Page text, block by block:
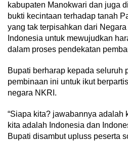
kabupaten Manokwari dan juga
bukti kecintaan terhadap tanah
yang tak terpisahkan dari
Indonesia untuk mewujudkan
dalam proses pendekatan
Bupati berharap kepada seluruh
pembinaan ini untuk ikut
negara NKRI.
“Siapa kita? jawabannya adalah
kita adalah Indonesia dan
Bupati disambut upluss peserta